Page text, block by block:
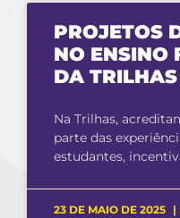
PROJETOS
NO ENSINO
DA TRILHAS
Na Trilhas,
parte das
estudantes,
23 DE MAIO DE 2025